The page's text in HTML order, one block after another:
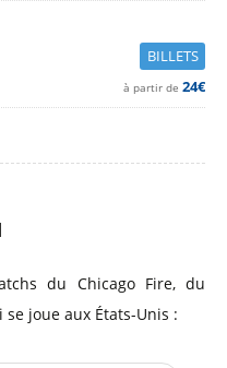
BILLETS
à partir de 24€
du Chicago Fire, du
se joue aux États-Unis :